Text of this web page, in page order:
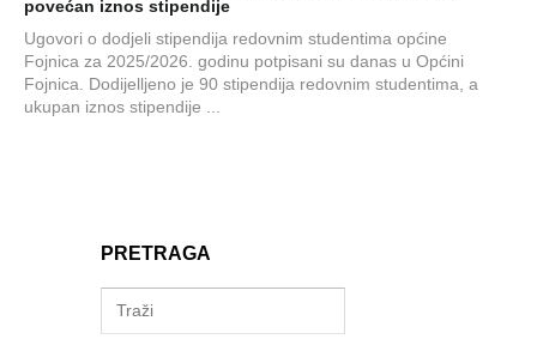
povećan iznos stipendije
Ugovori o dodjeli stipendija redovnim studentima općine
Fojnica za 2025/2026. godinu potpisani su danas u Općini
Fojnica. Dodijelljeno je 90 stipendija redovnim studentima, a
ukupan iznos stipendije ...
PRETRAGA